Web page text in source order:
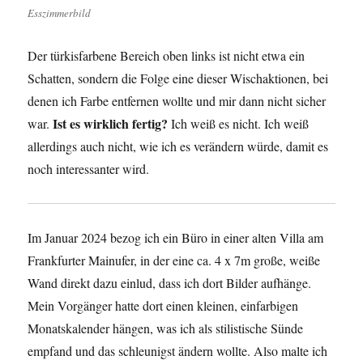
Esszimmerbild
Der türkisfarbene Bereich oben links ist nicht etwa ein
Schatten, sondern die Folge eine dieser Wischaktionen, bei
denen ich Farbe entfernen wollte und mir dann nicht sicher
war.Ist es wirklich fertig? Ich weiß es nicht. Ich weiß
allerdings auch nicht, wie ich es verändern würde, damit es
noch interessanter wird.
Im Januar 2024 bezog ich ein Büro in einer alten Villa am
Frankfurter Mainufer, in der eine ca. 4 x 7m große, weiße
Wand direkt dazu einlud, dass ich dort Bilder aufhänge.
Mein Vorgänger hatte dort einen kleinen, einfarbigen
Monatskalender hängen, was ich als stilistische Sünde
empfand und das schleunigst ändern wollte. Also malte ich